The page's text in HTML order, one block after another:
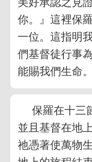
你。』這裡保
一位。這指明
們基督徒行事
能賜我們生命。
保羅在十三
並且基督在地
祂憑著使萬物